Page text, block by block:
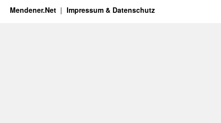
Mendener.Net Impressum & Datenschutz